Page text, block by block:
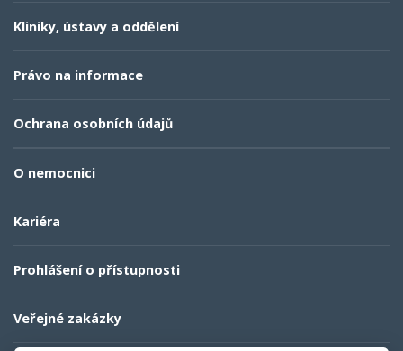
Kliniky, ústavy a oddělení
Právo na informace
Ochrana osobních údajů
O nemocnici
Kariéra
Prohlášení o přístupnosti
Veřejné zakázky